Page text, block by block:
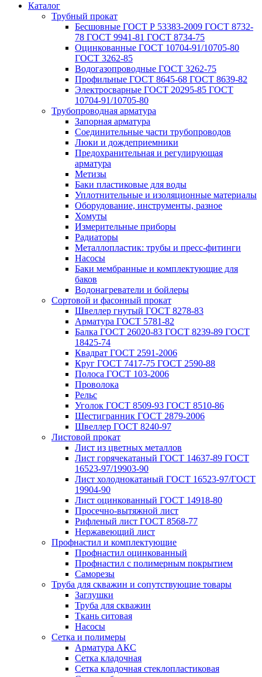
Каталог
Трубный прокат
Беcшовные ГОСТ Р 53383-2009 ГОСТ 8732-
78 ГОСТ 9941-81 ГОСТ 8734-75
Оцинкованные ГОСТ 10704-91/10705-80
ГОСТ 3262-85
Водогазопроводные ГОСТ 3262-75
Профильные ГОСТ 8645-68 ГОСТ 8639-82
Электросварные ГОСТ 20295-85 ГОСТ
10704-91/10705-80
Трубопроводная арматура
Запорная арматура
Соединительные части трубопроводов
Люки и дождеприемники
Предохранительная и регулирующая
арматура
Метизы
Баки пластиковые для воды
Уплотнительные и изоляционные материалы
Оборудование, инструменты, разное
Хомуты
Измерительные приборы
Радиаторы
Металлопластик: трубы и пресс-фитинги
Насосы
Баки мембранные и комплектующие для
баков
Водонагреватели и бойлеры
Сортовой и фасонный прокат
Швеллер гнутый ГОСТ 8278-83
Арматура ГОСТ 5781-82
Балка ГОСТ 26020-83 ГОСТ 8239-89 ГОСТ
18425-74
Квадрат ГОСТ 2591-2006
Круг ГОСТ 7417-75 ГОСТ 2590-88
Полоса ГОСТ 103-2006
Проволока
Рельс
Уголок ГОСТ 8509-93 ГОСТ 8510-86
Шестигранник ГОСТ 2879-2006
Швеллер ГОСТ 8240-97
Листовой прокат
Лист из цветных металлов
Лист горячекатаный ГОСТ 14637-89 ГОСТ
16523-97/19903-90
Лист холоднокатаный ГОСТ 16523-97/ГОСТ
19904-90
Лист оцинкованный ГОСТ 14918-80
Просечно-вытяжной лист
Рифленый лист ГОСТ 8568-77
Нержавеющий лист
Профнастил и комплектующие
Профнастил оцинкованный
Профнастил с полимерным покрытием
Саморезы
Труба для скважин и сопутствующие товары
Заглушки
Труба для скважин
Ткань ситовая
Насосы
Сетка и полимеры
Арматура АКС
Сетка кладочная
Сетка кладочная стеклопластиковая